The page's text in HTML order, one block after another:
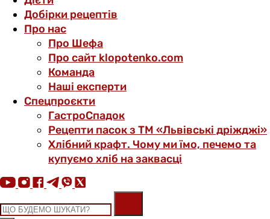
Добірки рецептів
Про нас
Про Шефа
Про сайт klopotenko.com
Команда
Наші експерти
Спецпроєкти
ГастроСпадок
Рецепти пасок з ТМ «Львівські дріжджі»
Хлібний крафт. Чому ми їмо, печемо та
купуємо хліб на заквасці